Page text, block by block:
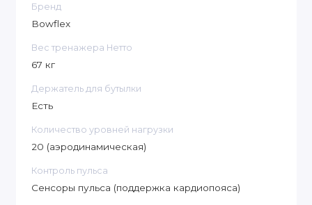
Бренд
Bowflex
Вес тренажера Нетто
67 кг
Держатель для бутылки
Есть
Количество уровней нагрузки
20 (аэродинамическая)
Контроль пульса
Сенсоры пульса (поддержка кардиопояса)